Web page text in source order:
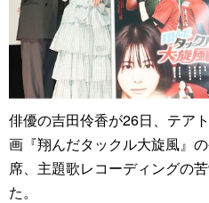
俳優の吉田伶香が26日、テア
画『翔んだタックル大旋風』
席、主題歌レコーディングの
た。